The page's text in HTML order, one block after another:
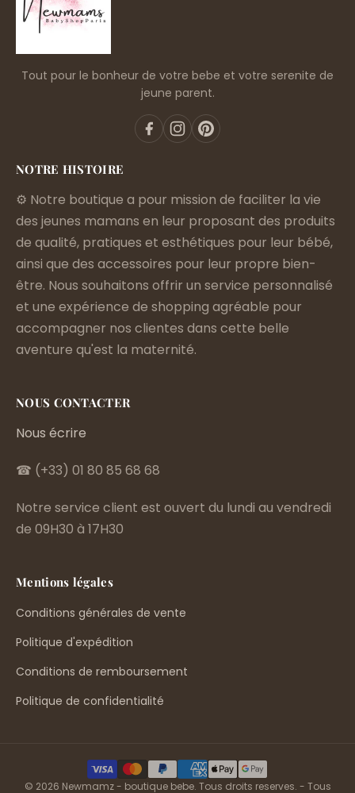
Tout pour le bonheur de votre bebe et votre serenite de
jeune parent.
NOTRE HISTOIRE
⚙️ Notre boutique a pour mission de faciliter la vie
des jeunes mamans en leur proposant des produits
de qualité, pratiques et esthétiques pour leur bébé,
ainsi que des accessoires pour leur propre bien-
être. Nous souhaitons offrir un service personnalisé
et une expérience de shopping agréable pour
accompagner nos clientes dans cette belle
aventure qu'est la maternité.
NOUS CONTACTER
Nous écrire
☎ (+33) 01 80 85 68 68
Notre service client est ouvert du lundi au vendredi
de 09H30 à 17H30
Mentions légales
Conditions générales de vente
Politique d'expédition
Conditions de remboursement
Politique de confidentialité
© 2026 Newmamz - boutique bebe. Tous droits reserves. - Tous